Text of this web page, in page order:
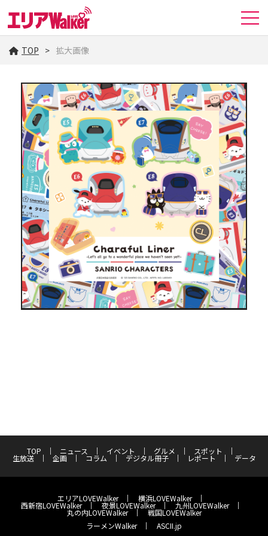
TOP 拡大画像
TOP ニュース イベント グルメ スポット
生放送 企画 コラム デジタル冊子 レポート データ
エリアLOVEWalker 横浜LOVEWalker
西新宿LOVEWalker 夜景LOVEWalker 九州LOVEWalker
丸の内LOVEWalker
戦国LOVEWalker
ラーメンWalker
ASCII.jp